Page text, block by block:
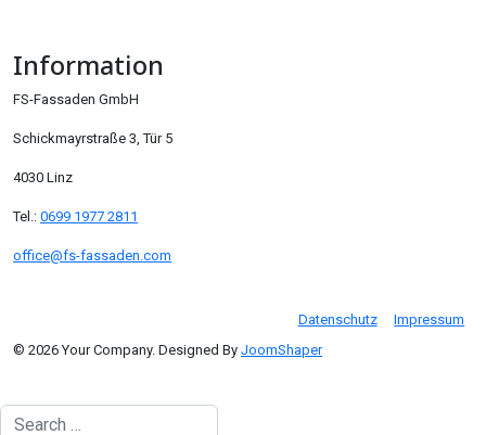
Information
FS-Fassaden GmbH
Schickmayrstraße 3, Tür 5
4030 Linz
Tel.: 0699 1977 2811
office@fs-fassaden.com
Impressum
Datenschutz
© 2026 Your Company. Designed By JoomShaper
Search